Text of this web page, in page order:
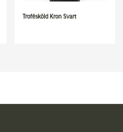
Trofésköld Kron Svart